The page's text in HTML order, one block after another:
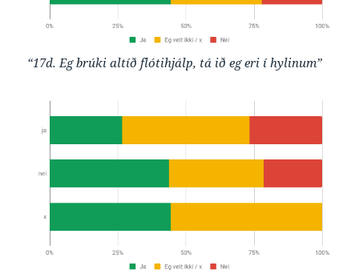
“17d. Eg brúki altíð flótihjálp, tá ið eg eri í hylinum”